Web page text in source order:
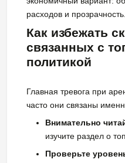
расходов и прозрачность.
Как избежать
связанных с
политикой
Главная тревога при
часто они связаны
Внимательно
изучите раздел о
Проверьте